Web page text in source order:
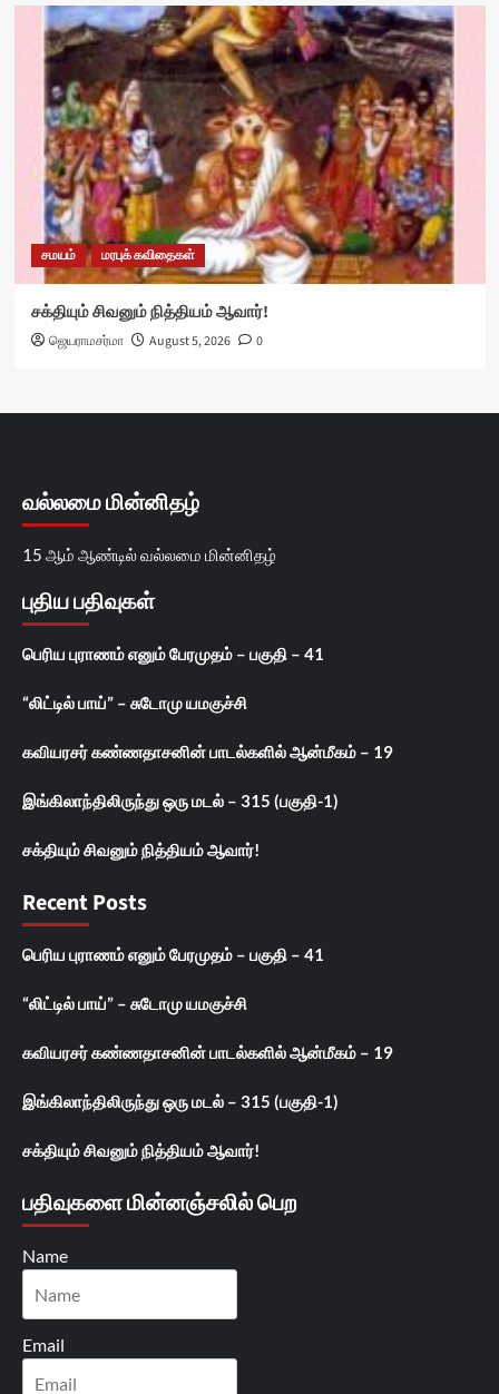
சமயம் மரபுக் கவிதைகள்
சக்தியும் சிவனும் நித்தியம் ஆவார்!
ஜெயராமசர்மா August 5, 2026 0
வல்லமை மின்னிதழ்
15 ஆம் ஆண்டில் வல்லமை மின்னிதழ்
புதிய பதிவுகள்
பெரிய புராணம் எனும் பேரமுதம் – பகுதி – 41
“லிட்டில் பாய்” – சுடோமு யமகுச்சி
கவியரசர் கண்ணதாசனின் பாடல்களில் ஆன்மீகம் – 19
இங்கிலாந்திலிருந்து ஒரு மடல் – 315 (பகுதி-1)
சக்தியும் சிவனும் நித்தியம் ஆவார்!
Recent Posts
பெரிய புராணம் எனும் பேரமுதம் – பகுதி – 41
“லிட்டில் பாய்” – சுடோமு யமகுச்சி
கவியரசர் கண்ணதாசனின் பாடல்களில் ஆன்மீகம் – 19
இங்கிலாந்திலிருந்து ஒரு மடல் – 315 (பகுதி-1)
சக்தியும் சிவனும் நித்தியம் ஆவார்!
பதிவுகளை மின்னஞ்சலில் பெற
Name
Email